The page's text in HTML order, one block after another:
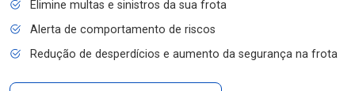
Elimine multas e sinistros da sua frota
Alerta de comportamento de riscos
Redução de desperdícios e aumento da segurança na frota